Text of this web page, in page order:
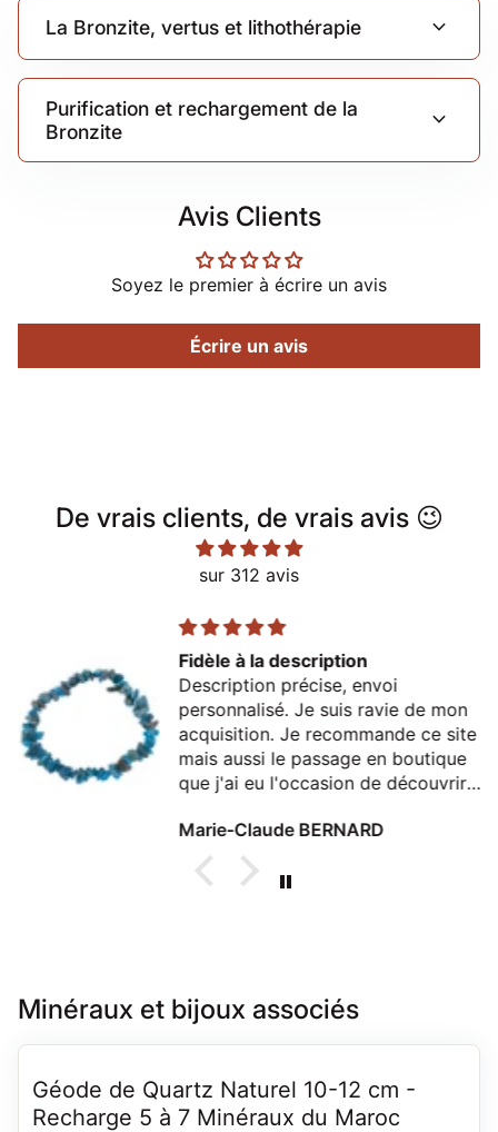
La Bronzite, vertus et lithothérapie expand_more
Purification et rechargement de la
Bronzite
expand_more
Avis Clients
Soyez le premier à écrire un avis
Écrire un avis
De vrais clients, de vrais avis 😉
sur 312 avis
Fidèle à la description
Description précise, envoi
personnalisé. Je suis ravie de mon
acquisition. Je recommande ce site
mais aussi le passage en boutique
que j'ai eu l'occasion de découvrir
Marie-Claude BERNARD
Minéraux et bijoux associés
Géode de Quartz Naturel 10-12 cm -
Recharge 5 à 7 Minéraux du Maroc